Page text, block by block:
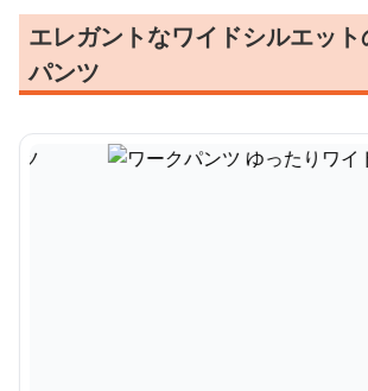
エレガントなワイドシルエッ
パンツ